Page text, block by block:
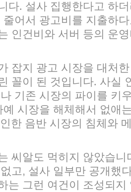
다. 설사 집행한다고 하
줄어서 광고비를 지출하
인건비와 서버 등의 운
잡지 광고 시장을 대처
꼴이 된 것입니다. 사실
기존 시장의 파이를 키
예 시장을 해체해서 없애
한 음반 시장의 침체와
씨알도 먹히지 않았습
고, 설사 일부만 공개했
는 그런 여건이 조성되